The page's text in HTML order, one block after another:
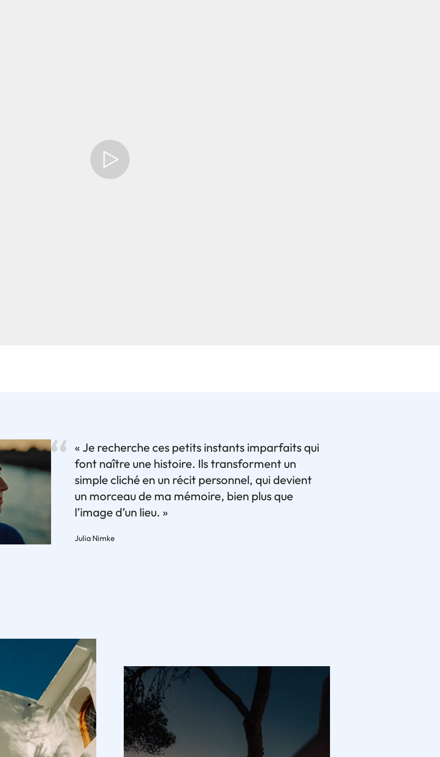
« Je recherche ces petits instants imparfaits qui
font naître une histoire. Ils transforment un
simple cliché en un récit personnel, qui devient
un morceau de ma mémoire, bien plus que
l’image d’un lieu. »
Julia Nimke